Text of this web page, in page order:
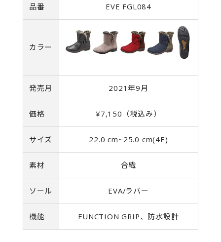
品番 EVE FGL084
カラー
発売月 2021年9月
価格 ¥7,150（税込み）
サイズ 22.0 cm~25.0 cm(4E)
素材 合繊
ソール EVA/ラバー
機能 FUNCTION GRIP、防水設計